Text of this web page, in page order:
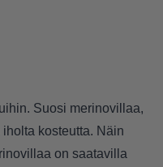
Suosi merinovillaa,
kosteutta. Näin
on saatavilla